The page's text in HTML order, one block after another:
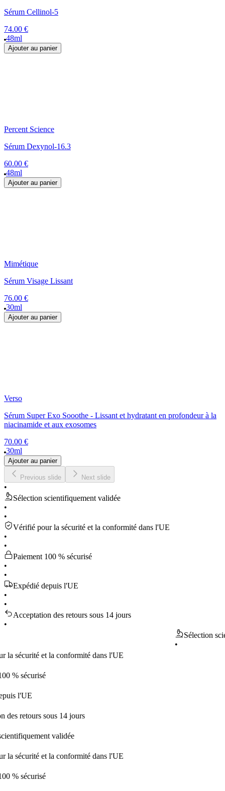
Sérum Cellinol-5
74.00 €
48ml
Ajouter au panier
Percent Science
Sérum Dexynol-16.3
60.00 €
48ml
Ajouter au panier
Mimétique
Sérum Visage Lissant
76.00 €
30ml
Ajouter au panier
Verso
Sérum Super Exo Sooothe - Lissant et hydratant en profondeur à la
niacinamide et aux exosomes
70.00 €
30ml
Ajouter au panier
Previous slide Next slide
•
Sélection scientifiquement validée
•
•
Vérifié pour la sécurité et la conformité dans l'UE
•
•
Paiement 100 % sécurisé
•
•
Expédié depuis l'UE
•
•
Acceptation des retours sous 14 jours
•
Sélection
et la conformité dans l'UE
sous 14 jours
validée
et la conformité dans l'UE